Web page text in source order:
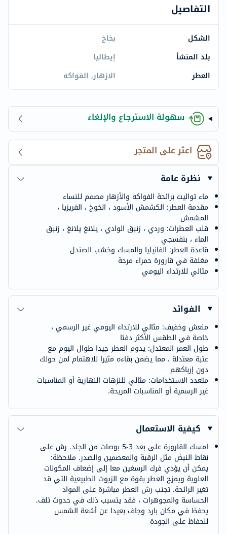
التفاصيل
الشكل
بخاخ
بلد المنشأ
إيطاليا
العطر
الازهار, الفواكه
سهولة الاسترجاع والإلغاء
اعثر على المتجر
نظرة عامة
ماء تواليت برائحة الفواكه والأزهار مصمم للنساء
مقدمة العطر: الكشمش الأسود ، الخوخ ، الفريزيا ،
المشمش
قلب العطرات: وردي ، زنبق الوادي ، يلانغ يلانغ ، زنبق
الماء ، بنفسجي
قاعدة العطر: الفانيليا والمسك وخشب الصندل
مغلفة في قارورة حمراء مرحة
مثالي للارتداء اليومي
الفوائد
منعش وخفيف: مثالي للارتداء اليومي غير الرسمي ،
خاصة في الطقس الأكثر دفئا
طول العمر المعتدل: يدوم العطر جيدا طوال اليوم مع
عتبة معتدلة ، مما يضمن بقاءه مثيرا للاهتمام لمن حولك
دون إرباكهم
متعدد الاستخدامات: مثالي للنزهات النهارية أو المناسبات
غير الرسمية أو المناسبات المريحة.
كيفية الاستعمال
امسك القارورة على بعد 3-5 بوصات من الجلد. رش على
نقاط النبض مثل الرقبة والمعصمين والصدر. ملاحظة:
يمكن أن يؤدي فرك الرسغين معا إلى إضعاف المكونات
العلوية ويمزج العطر بقوة مع الزيوت الطبيعية التي قد
تغير الرائحة. تجنب رش العطر مباشرة على المواد
الحساسة والمجوهرات ، فقد يتسبب ذلك في حدوث تلف.
يحفظ في مكان بارد وجاف بعيدا عن أشعة الشمس
للحفاظ على الجودة